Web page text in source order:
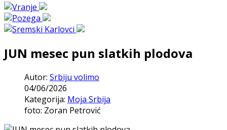
JUN mesec pun slatkih plodova
Autor: Srbiju volimo
04/06/2026
Kategorija: Moja Srbija
foto: Zoran Petrović